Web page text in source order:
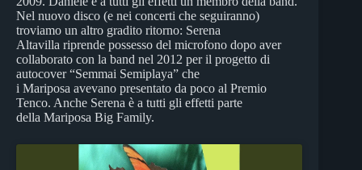
Nel nuovo disco (e nei concerti che seguiranno)
troviamo un altro gradito ritorno: Serena
Altavilla riprende possesso del microfono dopo aver
collaborato con la band nel 2012 per il progetto di
autocover “Semmai Semiplaya” che
i Mariposa avevano presentato da poco al Premio
Tenco. Anche Serena è a tutti gli effetti parte
della Mariposa Big Family.